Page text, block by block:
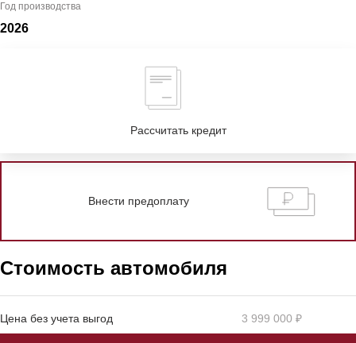
Год производства
2026
Рассчитать кредит
Внести предоплату
Стоимость автомобиля
Цена без учета выгод 3 999 000 ₽